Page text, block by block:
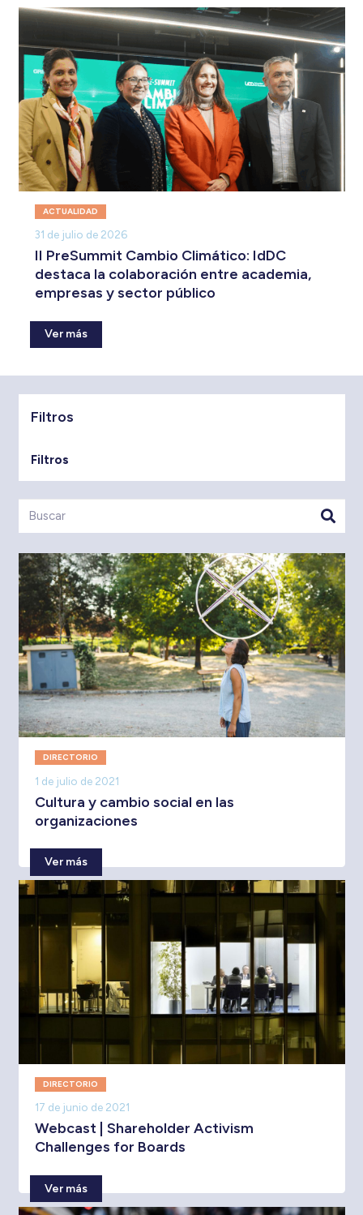
ACTUALIDAD
31 de julio de 2026
II PreSummit Cambio Climático: IdDC
destaca la colaboración entre academia,
empresas y sector público
Ver más
Filtros
Filtros
DIRECTORIO
1 de julio de 2021
Cultura y cambio social en las
organizaciones
Ver más
DIRECTORIO
17 de junio de 2021
Webcast | Shareholder Activism
Challenges for Boards
Ver más